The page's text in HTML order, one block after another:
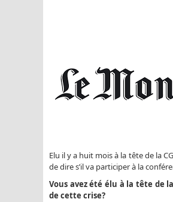
Elu il y a huit mois à la tête de la
de dire s’il va participer à la
Vous avez été élu à la tête de
de cette crise?